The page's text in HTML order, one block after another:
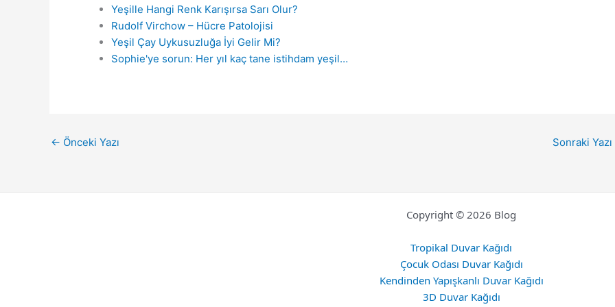
Yeşille Hangi Renk Karışırsa Sarı Olur?
Rudolf Virchow – Hücre Patolojisi
Yeşil Çay Uykusuzluğa İyi Gelir Mi?
Sophie'ye sorun: Her yıl kaç tane istihdam yeşil…
← Önceki Yazı Sonraki Yazı
Copyright © 2026 Blog
Tropikal Duvar Kağıdı
Çocuk Odası Duvar Kağıdı
Kendinden Yapışkanlı Duvar Kağıdı
3D Duvar Kağıdı